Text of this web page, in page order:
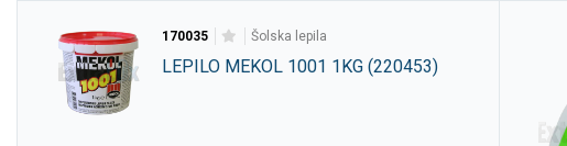
170035 šolska lepila
LEPILO MEKOL 1001 1KG (220453)